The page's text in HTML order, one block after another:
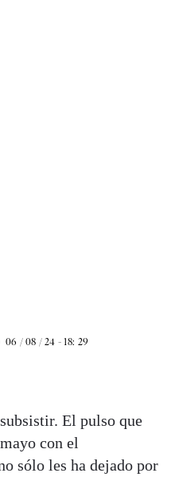
06 / 08 / 24 - 18: 29
El pulso que
con el
sólo les ha dejado por